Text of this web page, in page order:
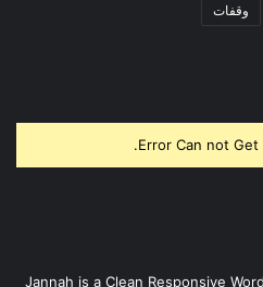
وقفات
Error Can not
Jannah is a Clean Responsive